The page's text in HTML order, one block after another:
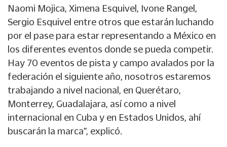
Naomi Mojica, Ximena Esquivel, Ivone Rangel,
Sergio Esquivel entre otros que estarán luchando
por el pase para estar representando a México en
los diferentes eventos donde se pueda competir.
Hay 70 eventos de pista y campo avalados por la
federación el siguiente año, nosotros estaremos
trabajando a nivel nacional, en Querétaro,
Monterrey, Guadalajara, así como a nivel
internacional en Cuba y en Estados Unidos, ahí
buscarán la marca”, explicó.